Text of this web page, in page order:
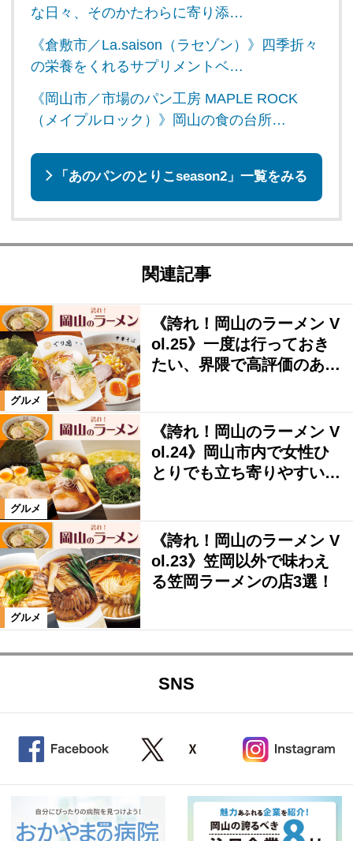
な日々、そのかたわらに寄り添…
《倉敷市／La.saison（ラセゾン）》四季折々
の栄養をくれるサプリメントベ…
《岡山市／市場のパン工房 MAPLE ROCK
（メイプルロック）》岡山の食の台所…
「あのパンのとりこseason2」一覧をみる
関連記事
グルメ
《誇れ！岡山のラーメン V
ol.25》一度は行っておき
たい、界隈で高評価のあ…
グルメ
《誇れ！岡山のラーメン V
ol.24》岡山市内で女性ひ
とりでも立ち寄りやすい…
グルメ
《誇れ！岡山のラーメン V
ol.23》笠岡以外で味わえ
る笠岡ラーメンの店3選！
SNS